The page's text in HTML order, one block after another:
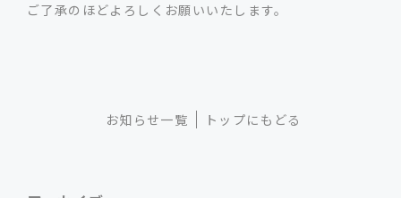
ご了承のほどよろしくお願いいたします。
お知らせ一覧 トップにもどる